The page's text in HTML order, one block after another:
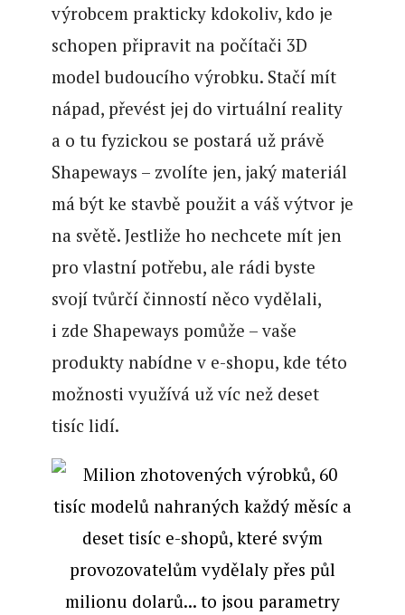
výrobcem prakticky kdokoliv, kdo je
schopen připravit na počítači 3D
model budoucího výrobku. Stačí mít
nápad, převést jej do virtuální reality
a o tu fyzickou se postará už právě
Shapeways – zvolíte jen, jaký materiál
má být ke stavbě použit a váš výtvor je
na světě. Jestliže ho nechcete mít jen
pro vlastní potřebu, ale rádi byste
svojí tvůrčí činností něco vydělali,
i zde Shapeways pomůže – vaše
produkty nabídne v e-shopu, kde této
možnosti využívá už víc než deset
tisíc lidí.